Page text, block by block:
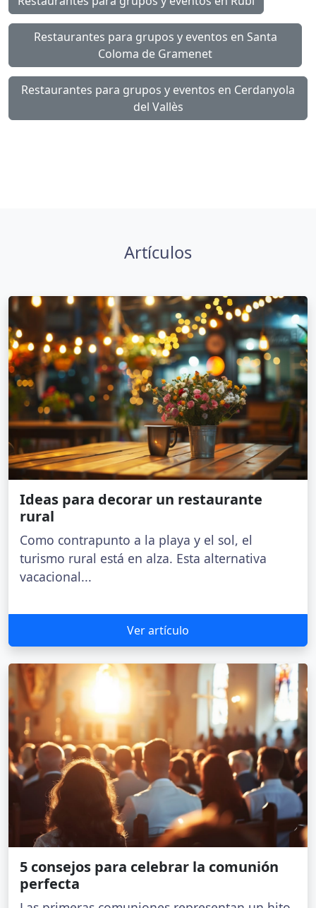
Restaurantes para grupos y eventos en Santa
Coloma de Gramenet
Restaurantes para grupos y eventos en Cerdanyola
del Vallès
Artículos
Ideas para decorar un restaurante
rural
Como contrapunto a la playa y el sol, el
turismo rural está en alza. Esta alternativa
vacacional...
Ver artículo
5 consejos para celebrar la comunión
perfecta